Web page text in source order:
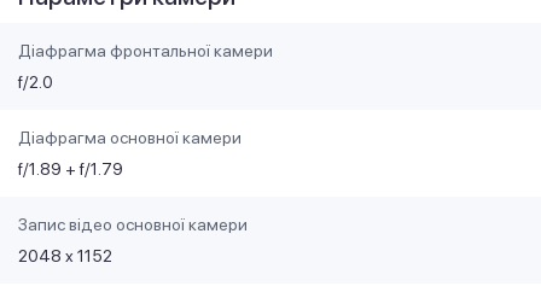
Діафрагма фронтальної камери
f/2.0
Діафрагма основної камери
f/1.89 + f/1.79
Запис відео основної камери
2048 x 1152